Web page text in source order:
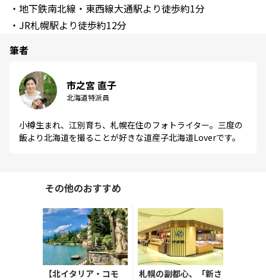
・地下鉄南北線・東西線大通駅より徒歩約1分
・JR札幌駅より徒歩約12分
筆者
市之宮 直子
北海道特派員
小樽生まれ、江別育ち、札幌在住のフォトライター。三度の
飯より北海道を撮ることが好きな道産子北海道Loverです。
その他のおすすめ
【北イタリア・コモ
札幌の副都心、「新さ